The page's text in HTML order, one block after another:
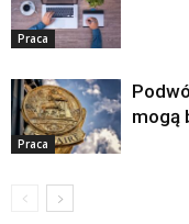
Praca
Praca
mogą